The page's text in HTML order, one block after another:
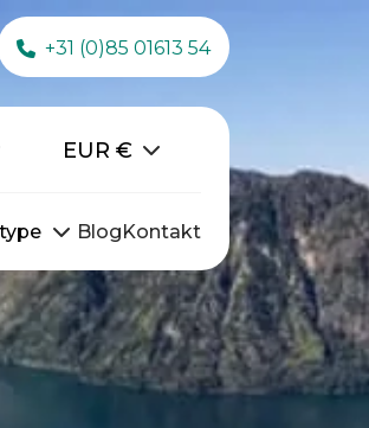
+31 (0)85 01613 54
EUR €
BlogKontakt